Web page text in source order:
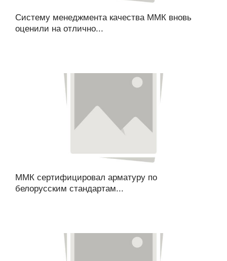
Систему менеджмента качества ММК вновь
оценили на отлично...
ММК сертифицировал арматуру по
белорусским стандартам...